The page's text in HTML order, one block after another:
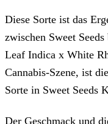
Diese Sorte ist das
zwischen Sweet
Leaf Indica x White
Cannabis-Szene, ist
Sorte in Sweet Seeds
Der Geschmack und